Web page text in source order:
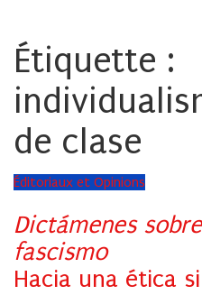
Étiquette :
de clase
Éditoriaux et Opinions
Dictámenes
fascismo
Hacia una ética